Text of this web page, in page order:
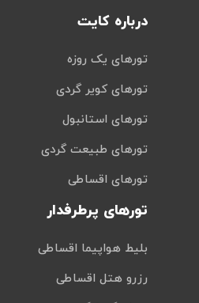
درباره کایت
تورهای یک روزه
تورهای کویر گردی
تورهای استانبول
تورهای طبیعت گردی
تورهای اقساطی
تورهای پرطرفدار
بلیط هواپیما اقساطی
رزرو هتل اقساطی